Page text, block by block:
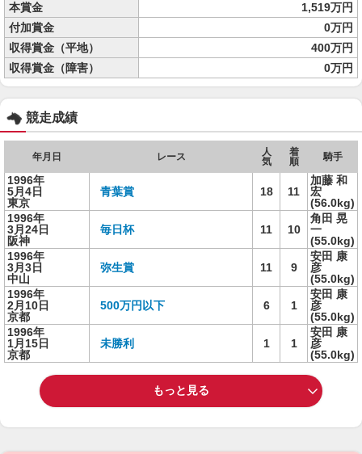
本賞金
1,519万円
付加賞金
0万円
収得賞金（平地）
400万円
収得賞金（障害）
0万円
競走成績
年月日 レース
人
気
着
順
騎手
1996年
5月4日
東京
青葉賞 18 11
加藤 和
宏
(56.0kg)
1996年
3月24日
阪神
毎日杯 11 10
角田 晃
一
(55.0kg)
1996年
3月3日
中山
弥生賞 11 9
安田 康
彦
(55.0kg)
1996年
2月10日
京都
500万円以下 6 1
安田 康
彦
(55.0kg)
1996年
1月15日
京都
未勝利 1 1
安田 康
彦
(55.0kg)
もっと見る